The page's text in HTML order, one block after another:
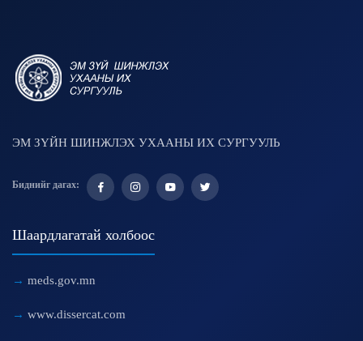
ЭМ ЗҮЙН ШИНЖЛЭХ УХААНЫ ИХ СУРГУУЛЬ
Биднийг дагах:
Шаардлагатай холбоос
meds.gov.mn
www.dissercat.com